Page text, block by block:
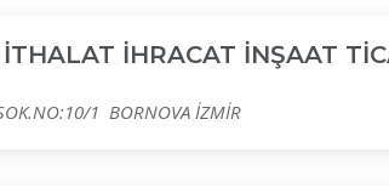
İHRACAT İNŞAAT
1 BORNOVA İZMİR